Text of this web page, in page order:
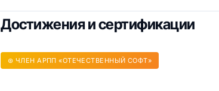
Достижения и сертификации
⊛ ЧЛЕН АРПП «ОТЕЧЕСТВЕННЫЙ СОФТ»